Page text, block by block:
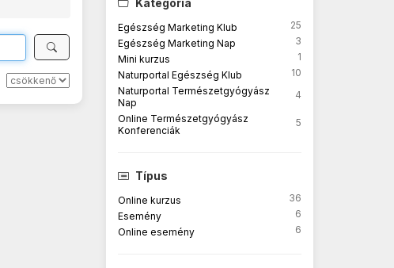
Kategória
Egészség Marketing Klub
25
Egészség Marketing Nap
3
Mini kurzus
1
Naturportal Egészség Klub
10
Naturportal Természetgyógyász
Nap
4
Online Természetgyógyász
Konferenciák
5
Típus
Online kurzus
36
Esemény
6
Online esemény
6